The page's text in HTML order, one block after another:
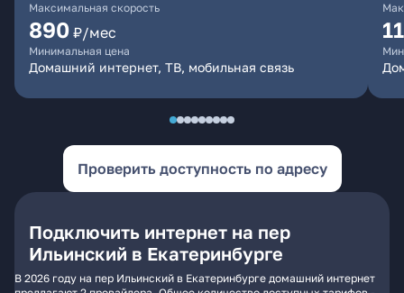
Максимальная скорость
890 ₽/мес
Минимальная цена
Домашний интернет, ТВ, мобильная связь
Проверить доступность по адресу
Подключить интернет на пер
Ильинский в Екатеринбурге
В 2026 году на пер Ильинский в Екатеринбурге домашний интернет